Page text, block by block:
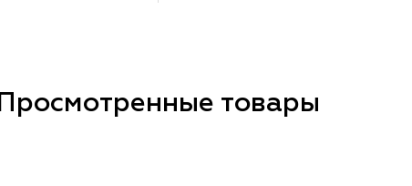
Просмотренные товары